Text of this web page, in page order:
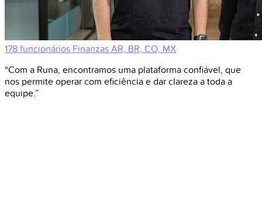
178 funcionários Finanzas AR, BR, CO, MX
“Com a Runa, encontramos uma plataforma confiável, que
nos permite operar com eficiência e dar clareza a toda a
equipe.”